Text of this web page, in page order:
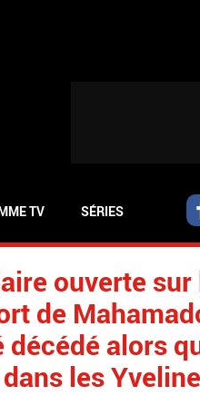
TV SÉRIES
ouverte sur
de
décédé alors
les